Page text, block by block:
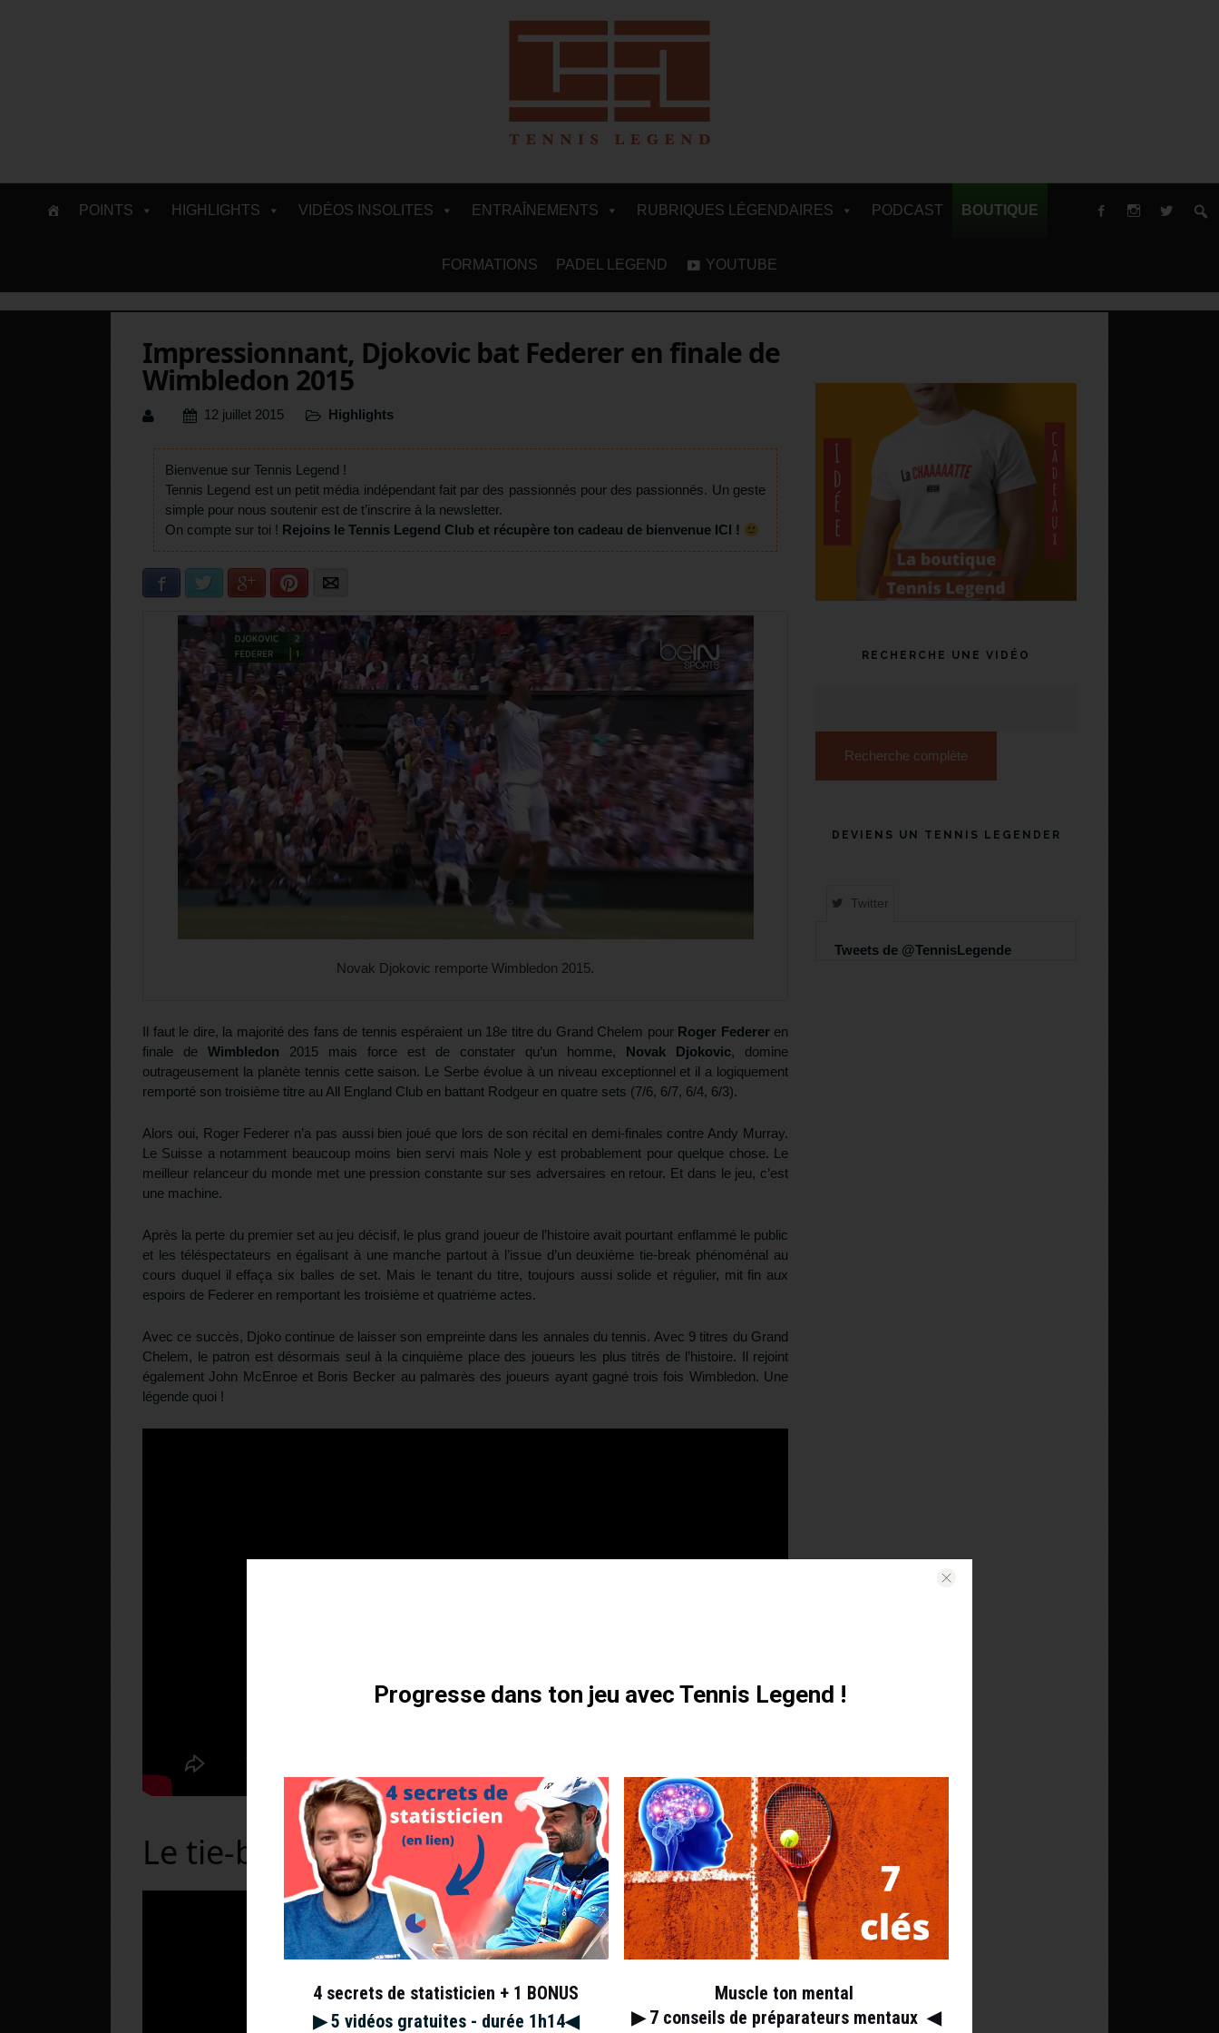
POINTS HIGHLIGHTS VIDÉOS INSOLITES ENTRAÎNEMENTS RUBRIQUES LÉGENDAIRES PODCAST BOUTIQUE
FORMATIONS PADEL LEGEND YOUTUBE
Impressionnant, Djokovic bat Federer en finale de
Wimbledon 2015
12 juillet 2015 Highlights
Bienvenue sur Tennis Legend !
Tennis Legend est un petit média indépendant fait par des passionnés pour des passionnés. Un geste
simple pour nous soutenir est de t’inscrire à la newsletter.
On compte sur toi ! Rejoins le Tennis Legend Club et récupère ton cadeau de bienvenue ICI !
Facebook Twitter Google+ Pinterest
Novak Djokovic remporte Wimbledon 2015.
Il faut le dire, la majorité des fans de tennis espéraient un 18e titre du Grand Chelem pour Roger Federeren
finale de Wimbledon 2015 mais force est de constater qu’un homme, Novak Djokovic, domine
outrageusement la planète tennis cette saison. Le Serbe évolue à un niveau exceptionnel et il a logiquement
remporté son troisième titre au All England Club en battant Rodgeur en quatre sets (7/6, 6/7, 6/4, 6/3).
Alors oui, Roger Federer n’a pas aussi bien joué que lors de son récital en demi-finales contre Andy Murray.
Le Suisse a notamment beaucoup moins bien servi mais Nole y est probablement pour quelque chose. Le
meilleur relanceur du monde met une pression constante sur ses adversaires en retour. Et dans le jeu, c’est
une machine.
Après la perte du premier set au jeu décisif, le plus grand joueur de l’histoire avait pourtant enflammé le public
et les téléspectateurs en égalisant à une manche partout à l’issue d’un deuxième tie-break phénoménal au
cours duquel il effaça six balles de set. Mais le tenant du titre, toujours aussi solide et régulier, mit fin aux
espoirs de Federer en remportant les troisième et quatrième actes.
Avec ce succès, Djoko continue de laisser son empreinte dans les annales du tennis. Avec 9 titres du Grand
Chelem, le patron est désormais seul à la cinquième place des joueurs les plus titrés de l’histoire. Il rejoint
également John McEnroe et Boris Becker au palmarès des joueurs ayant gagné trois fois Wimbledon. Une
légende quoi !
Le tie-break de dingue du deuxième set :
RECHERCHE UNE VIDÉO
Recherche complète
DEVIENS UN TENNIS LEGENDER
Twitter
Tweets de @TennisLegende
Progresse dans ton jeu avec Tennis Legend !
4 secrets de statisticien + 1 BONUS
▶︎ 5 vidéos gratuites - durée 1h14◀︎
Muscle ton mental
▶︎ 7 conseils de préparateurs mentaux ◀︎